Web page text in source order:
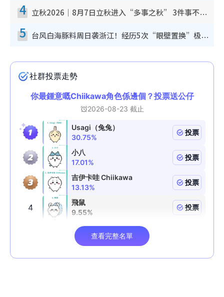
4 立秋2026｜8月7日立秋进入“多事之秋” 3件事不可做！专家教6招开运 清杂物／钱包纳气接好运
5 台风白海豚料周日袭浙江！经历5次“眼壁置换”极罕见 成登陆内地最长途台风